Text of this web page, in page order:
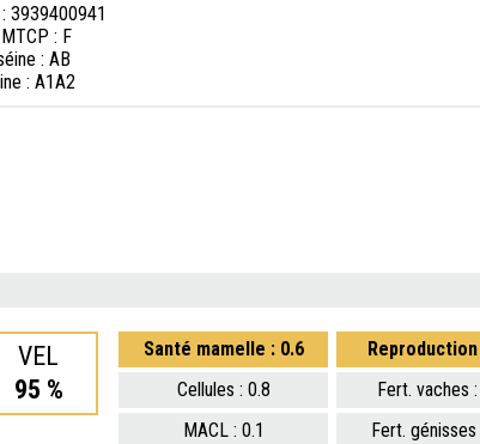
3939400941
: F
: AB
: A1A2
VEL
95 %
Santé mamelle : 0.6
Cellules : 0.8
MACL : 0.1
Fert. vaches
Fert. génisses